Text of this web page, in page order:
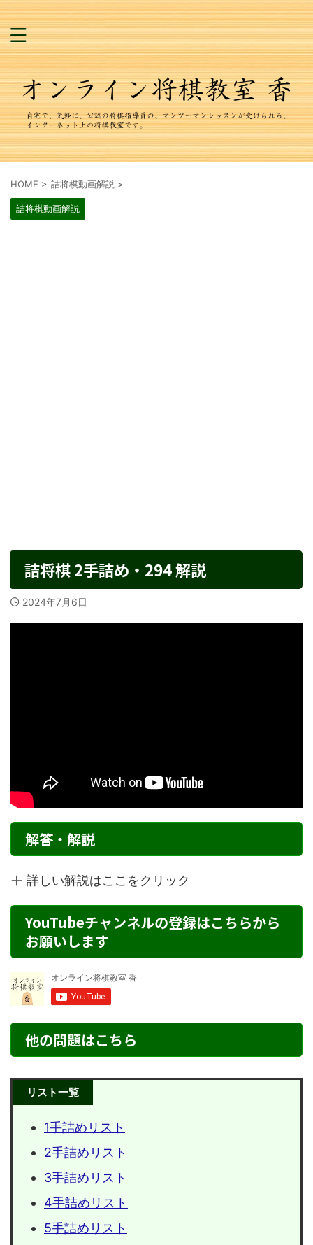
HOME > 詰将棋動画解説 >
詰将棋動画解説
詰将棋 2手詰め・294 解説
2024年7月6日
解答・解説
詳しい解説はここをクリック
YouTubeチャンネルの登録はこちらから
お願いします
他の問題はこちら
リスト一覧
1手詰めリスト
2手詰めリスト
3手詰めリスト
4手詰めリスト
5手詰めリスト